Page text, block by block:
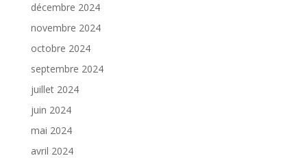
décembre 2024
novembre 2024
octobre 2024
septembre 2024
juillet 2024
juin 2024
mai 2024
avril 2024